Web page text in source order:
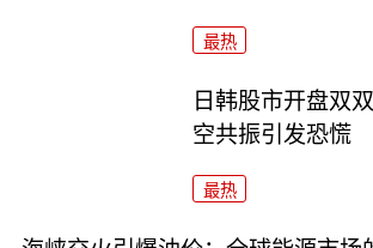
最热
日韩股市开盘双
空共振引发恐慌
最热